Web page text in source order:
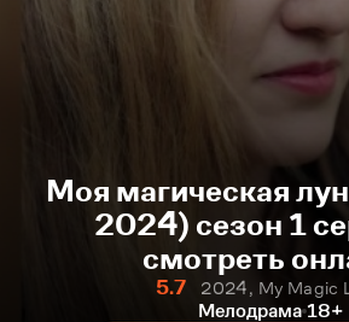
Моя магическая
2024) сезон 1
смотреть
5.7
2024, My Magic
Мелодрама 18+